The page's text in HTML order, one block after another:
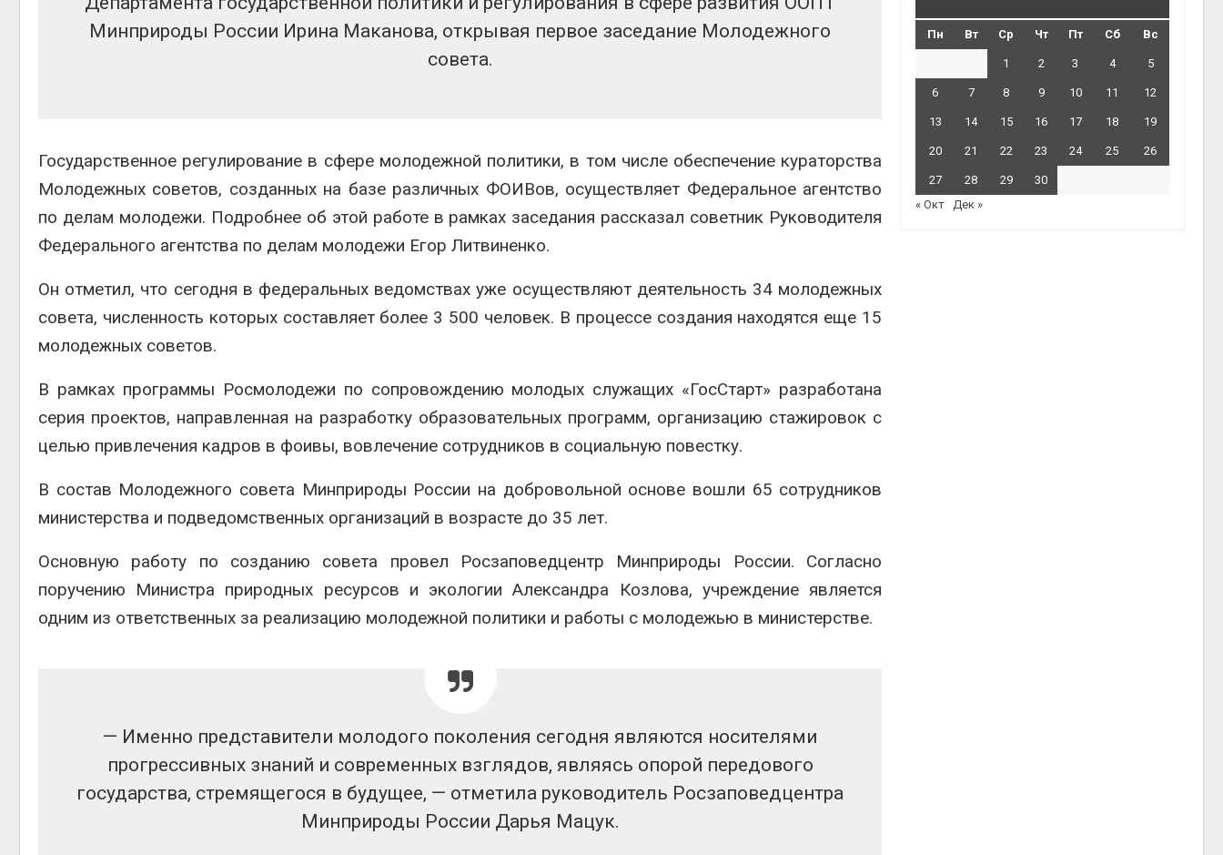
Минприроды России Ирина Маканова, открывая первое заседание Молодежного
совета.
Государственное регулирование в сфере молодежной политики, в том числе обеспечение кураторства
Молодежных советов, созданных на базе различных ФОИВов, осуществляет Федеральное агентство
по делам молодежи. Подробнее об этой работе в рамках заседания рассказал советник Руководителя
Федерального агентства по делам молодежи Егор Литвиненко.
Он отметил, что сегодня в федеральных ведомствах уже осуществляют деятельность 34 молодежных
совета, численность которых составляет более 3 500 человек. В процессе создания находятся еще 15
молодежных советов.
В рамках программы Росмолодежи по сопровождению молодых служащих «ГосСтарт» разработана
серия проектов, направленная на разработку образовательных программ, организацию стажировок с
целью привлечения кадров в фоивы, вовлечение сотрудников в социальную повестку.
В состав Молодежного совета Минприроды России на добровольной основе вошли 65 сотрудников
министерства и подведомственных организаций в возрасте до 35 лет.
Основную работу по созданию совета провел Росзаповедцентр Минприроды России. Согласно
поручению Министра природных ресурсов и экологии Александра Козлова, учреждение является
одним из ответственных за реализацию молодежной политики и работы с молодежью в министерстве.
— Именно представители молодого поколения сегодня являются носителями
прогрессивных знаний и современных взглядов, являясь опорой передового
государства, стремящегося в будущее, — отметила руководитель Росзаповедцентра
Минприроды России Дарья Мацук.
Пн Вт Ср Чт Пт Сб Вс
1 2 3 4 5
6 7 8 9 10 11 12
13 14 15 16 17 18 19
20 21 22 23 24 25 26
27 28 29
30
« Окт
Дек »